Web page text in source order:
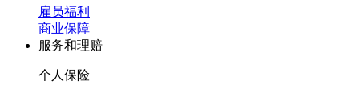
雇员福利
商业保障
服务和理赔
个人保险